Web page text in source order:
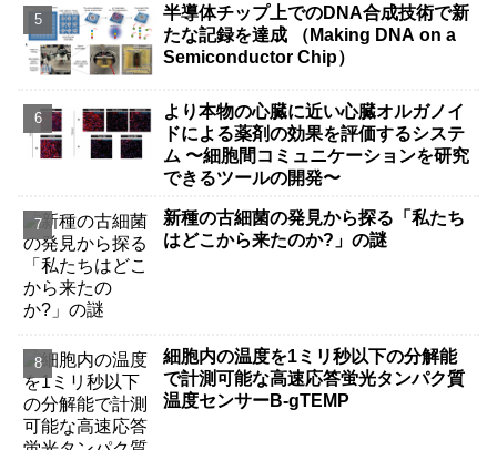
半導体チップ上でのDNA合成技術で新
たな記録を達成 （Making DNA on a
Semiconductor Chip）
より本物の心臓に近い心臓オルガノイ
ドによる薬剤の効果を評価するシステ
ム 〜細胞間コミュニケーションを研究
できるツールの開発〜
新種の古細菌の発見から探る「私たち
はどこから来たのか?」の謎
細胞内の温度を1ミリ秒以下の分解能
で計測可能な高速応答蛍光タンパク質
温度センサーB-gTEMP